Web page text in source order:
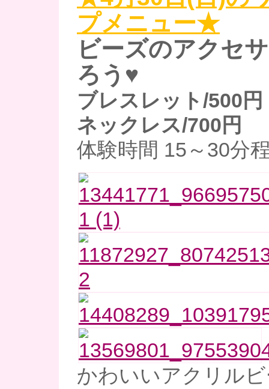
プメニュー★
ビーズのアクセ
ろう♥
ブレスレット/500円
ネックレス/700円
体験時間 15～30分
かわいいアクリル